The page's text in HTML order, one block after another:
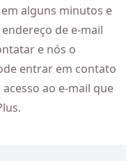
alguns minutos e
de e-mail
e nós o
entrar em contato
ao e-mail que